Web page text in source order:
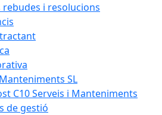
rebudes i resolucions
SL
C10 Serveis i Manteniments
de gestió